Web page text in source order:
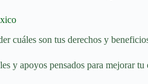
cuáles son tus derechos y
y apoyos pensados para mejorar